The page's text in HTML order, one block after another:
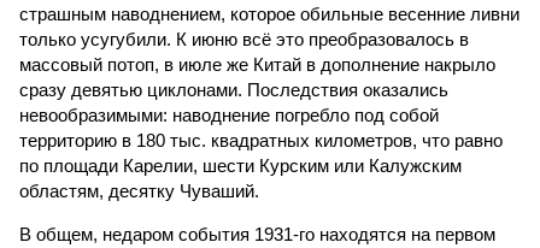
страшным наводнением, которое обильные весенние ливни
только усугубили. К июню всё это преобразовалось в
массовый потоп, в июле же Китай в дополнение накрыло
сразу девятью циклонами. Последствия оказались
невообразимыми: наводнение погребло под собой
территорию в 180 тыс. квадратных километров, что равно
по площади Карелии, шести Курским или Калужским
областям, десятку Чуваший.
В общем, недаром события 1931-го находятся на первом